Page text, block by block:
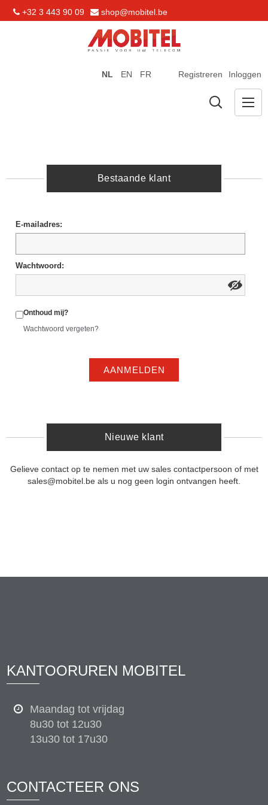
+32 3 443 90 09 shop@mobitel.be
Registreren Inloggen
NL EN FR
Bestaande klant
E-mailadres:
Wachtwoord:
Onthoud mij?
Wachtwoord vergeten?
AANMELDEN
Nieuwe klant
Gelieve contact op te nemen met uw sales contactpersoon of met
sales@mobitel.be als u nog geen login ontvangen heeft.
KANTOORUREN MOBITEL
Maandag tot vrijdag
8u30 tot 12u30
13u30 tot 17u30
CONTACTEER ONS